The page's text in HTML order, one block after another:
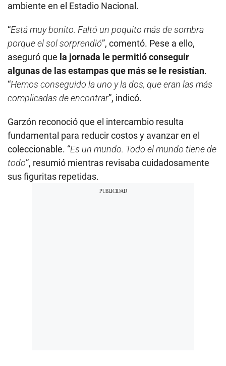
ambiente en el Estadio Nacional.
“Está muy bonito. Faltó un poquito más de sombra
porque el sol sorprendió”, comentó. Pese a ello,
aseguró que la jornada le permitió conseguir
algunas de las estampas que más se le resistían.
“Hemos conseguido la uno y la dos, que eran las más
complicadas de encontrar”, indicó.
Garzón reconoció que el intercambio resulta
fundamental para reducir costos y avanzar en el
coleccionable. “Es un mundo. Todo el mundo tiene de
todo”, resumió mientras revisaba cuidadosamente
sus figuritas repetidas.